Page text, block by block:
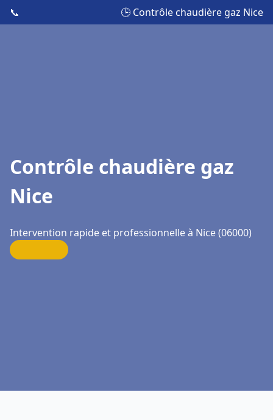
📞 🕒 Contrôle chaudière gaz Nice
Contrôle chaudière gaz
Nice
Intervention rapide et professionnelle à Nice (06000)